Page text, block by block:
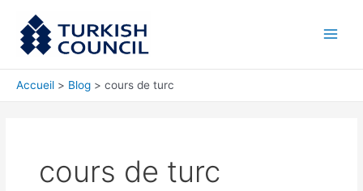
contenu
Accueil Blog cours de turc
cours de turc